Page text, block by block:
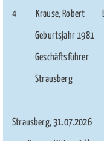
4 Krause, Robert
Geburtsjahr
Strausberg
Strausberg, 31.07.2026